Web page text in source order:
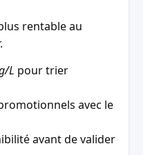
rentable au
L pour trier
avec le
avant de valider